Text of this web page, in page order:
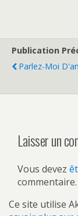
Publication
Parlez-Moi
Laisser un
Vous devez
commentaire.
Ce site utilise